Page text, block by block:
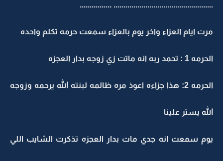
.................................................. ................
مرت ايام العزاء واخر يوم بالعزاء سمعت حرمه تكلم واحده
الحرمه 1 : تحمد ربه انه ماتت زي زوجه بدار العجزه
الحرمه 2: هذا جزاءه اعوذ مره ظالمه لبنته الله يرحمه وزوجه
الله يستر علينا
يوم سمعت انه جدي مات بدار العجزه تذكرت الشايب اللي